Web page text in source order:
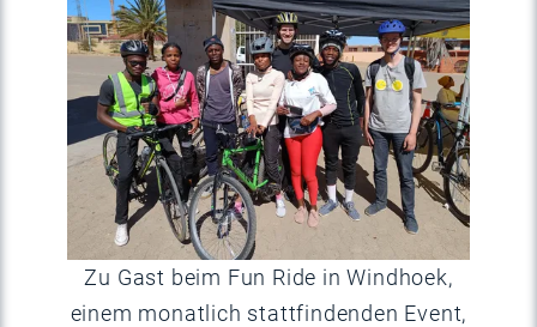
Zu Gast beim Fun Ride in Windhoek,
einem monatlich stattfindenden Event,